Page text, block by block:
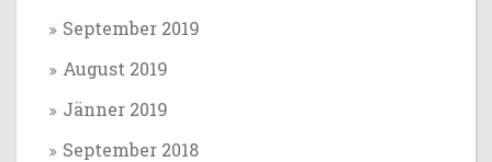
September 2019
August 2019
Jänner 2019
September 2018